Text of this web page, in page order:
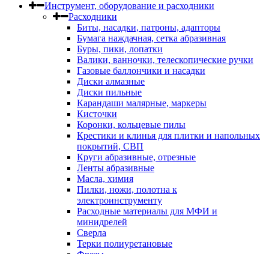
Инструмент, оборудование и расходники
Расходники
Биты, насадки, патроны, адапторы
Бумага наждачная, сетка абразивная
Буры, пики, лопатки
Валики, ванночки, телескопические ручки
Газовые баллончики и насадки
Диски алмазные
Диски пильные
Карандаши малярные, маркеры
Кисточки
Коронки, кольцевые пилы
Крестики и клинья для плитки и напольных
покрытий, СВП
Круги абразивные, отрезные
Ленты абразивные
Масла, химия
Пилки, ножи, полотна к
электроинструменту
Расходные материалы для МФИ и
минидрелей
Сверла
Терки полиуретановые